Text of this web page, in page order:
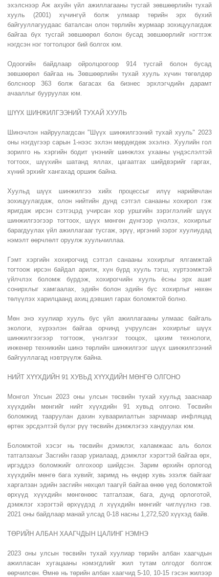
эхэлснээр Аж ахуйн үйл ажиллагааны тусгай зөвшөөрлийн тухай
хууль (2001) хүчингүй болж улмаар төрийн эрх бүхий
байгууллагуудаас баталсан олон төрлийн журмаар зохицуулагдаж
байгаа бүх тусгай зөвшөөрөл болон бусад зөвшөөрлийг нэгтгэж
нэгдсэн нэг тогтолцоог бий болгох юм.
Одоогийн байдлаар ойролцоогоор 914 тусгай болон бусад
зөвшөөрөл байгаа нь Зөвшөөрлийн тухай хууль хүчин төгөлдөр
болсноор 363 болж багасах ба бизнес эрхлэгчдийн дарамт
ачааллыг бууруулах юм.
ШҮҮХ ШИНЖИЛГЭЭНИЙ ТУХАЙ ХУУЛЬ
Шинэчлэн найруулагдсан "Шүүх шинжилгээний тухай хууль" 2023
оны нэгдүгээр сарын 1-нээс эхлэн мөрдөгдөж эхэлнэ. Хуулийн гол
зорилго нь хэргийн бодит үнэнийг шинжлэх ухааны үндэслэлтэй
тогтоох, шүүхийн шатанд яллах, цагаатгах шийдвэрийг гаргах,
хүний эрхийг хангахад оршиж байна.
Хуульд шүүх шинжилгээ хийх процессыг илүү нарийвчлан
зохицуулагдаж, олон нийтийн дунд сэтгэл санааны хохирол гэж
яригдаж ирсэн сэтгэцэд учирсан хор уршгийн зэрэглэлийг шүүх
шинжилгээгээр тогтоох, шүүх мөнгөн дүнгээр үнэлэх, хохирлыг
барагдуулах үйл ажиллагааг тусгаж, эрүү, иргэний зэрэг хуулиудад
нэмэлт өөрчлөлт оруулж хуульчиллаа.
Гэмт хэргийн хохирогчид сэтгэл санааны хохирлыг ялгамжтай
тогтоож ирсэн байдал арилж, хүн бүрд хууль тэгш, хүртээмжтэй
үйлчлэх боломж бүрдэж, хохирогчийн хууль ёсны эрх ашиг
сонирхлыг хамгаалах, эдийн болон эдийн бус хохирлыг нөхөн
төлүүлэх харилцаанд ахиц дэвшил гарах боломжтой болно.
Мөн энэ хуулиар хууль бус үйл ажиллагааны улмаас байгаль
экологи, хүрээлэн байгаа орчинд учруулсан хохирлыг шүүх
шинжилгээгээр тогтоож, үнэлгээг тооцох, цахим технологи,
инженер техникийн шинэ төрлийн шинжилгээг шүүх шинжилгээний
байгууллагад нэвтрүүлж байна.
НИЙТ ХҮҮХДИЙН 91 ХУВЬД ХҮҮХДИЙН МӨНГӨ ОЛГОНО
Монгол Улсын 2023 оны улсын төсвийн тухай хуульд зааснаар
хүүхдийн мөнгийг нийт хүүхдийн 91 хувьд олгоно. Төсвийн
боломжид тааруулан дахин хуваарилалтын зарчмаар инфляцад
өртөх эрсдэлтэй бүлэг рүү төсвийн дэмжлэгээ хандуулах юм.
Боломжтой хэсэг нь төсвийн дэмжлэг, халамжаас аль болох
татгалзахыг Засгийн газар уриалаад, дэмжлэг хэрэгтэй байгаа өрх,
иргэддээ боломжийг олгохоор шийдсэн. Зарим өрхийн орлогод
хүүхдийн мөнгө бага хувийг, заримд нь өндөр хувь эзэлж байгааг
харгалзан эдийн засгийн нөхцөл таагүй байгаа өнөө үед боломжтой
өрхүүд хүүхдийн мөнгөнөөс татгалзаж, бага, дунд орлоготой,
дэмжлэг хэрэгтэй өрхүүдэд л хүүхдийн мөнгийг чиглүүлнэ гэв.
2021 оны байдлаар манай улсад 0-18 насны 1,272,520 хүүхэд байв.
ТӨРИЙН АЛБАН ХААГЧДЫН ЦАЛИНГ НЭМНЭ
2023 оны улсын төсвийн тухай хуулиар төрийн албан хаагчдын
ажилласан хугацааны нэмэгдлийг жил тутам олгодог болгож
өөрчилсөн. Өмнө нь төрийн албан хаагчид 5-10, 10-15 гэсэн жилээр